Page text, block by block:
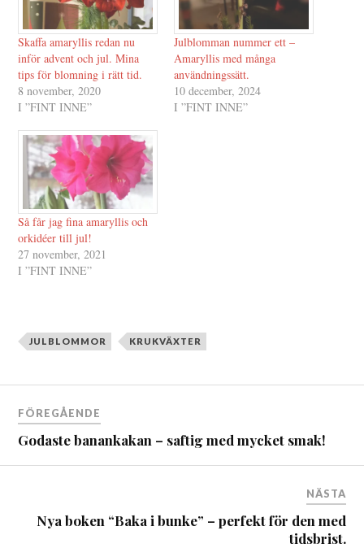
Skaffa amaryllis redan nu
inför advent och jul. Mina
tips för blomning i rätt tid.
8 november, 2020
I ”FINT INNE”
Julblomman nummer ett –
Amaryllis med många
användningssätt.
10 december, 2024
I ”FINT INNE”
Så får jag fina amaryllis och
orkidéer till jul!
27 november, 2021
I ”FINT INNE”
JULBLOMMOR KRUKVÄXTER
Inläggsnavigering
FÖREGÅENDE
Godaste banankakan – saftig med mycket smak!
NÄSTA
Nya boken “Baka i bunke” – perfekt för den med
tidsbrist.